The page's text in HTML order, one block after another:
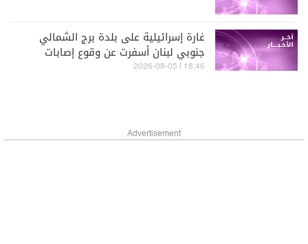
غارة إسرائيلية على بلدة برج الشمالي
جنوبي لبنان أسفرت عن وقوع إصابات
18:46 | 2026-08-05
Advertisement